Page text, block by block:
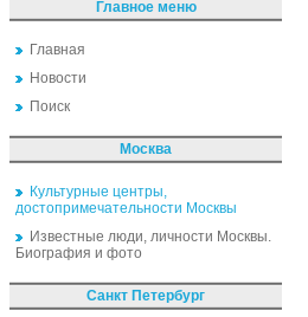
Главное меню
Главная
Новости
Поиск
Москва
Культурные центры,
достопримечательности Москвы
Известные люди, личности Москвы.
Биография и фото
Санкт Петербург